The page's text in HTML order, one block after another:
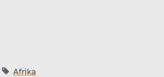
Afrika